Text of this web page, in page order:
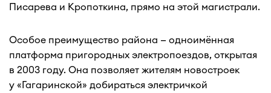
Писарева и Кропоткина, прямо на этой магистрали.
Особое преимущество района — одноимённая
платформа пригородных электропоездов, открытая
в 2003 году. Она позволяет жителям новостроек
у «Гагаринской» добираться электричкой